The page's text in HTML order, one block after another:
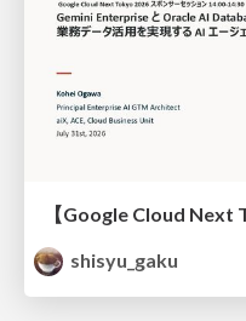
shisyu_gaku